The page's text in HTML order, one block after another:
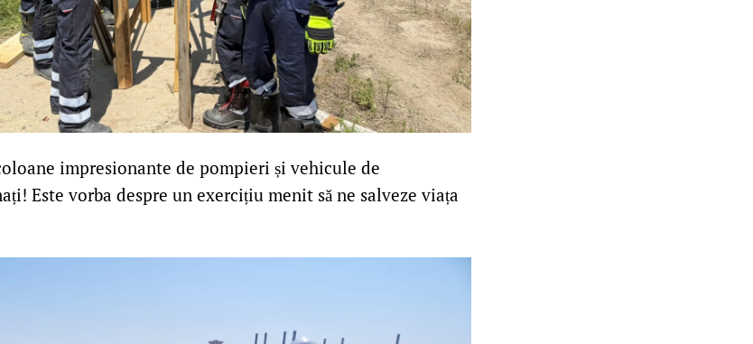
impresionante de pompieri și vehicule de
Este vorba despre un exercițiu menit să ne salveze viața